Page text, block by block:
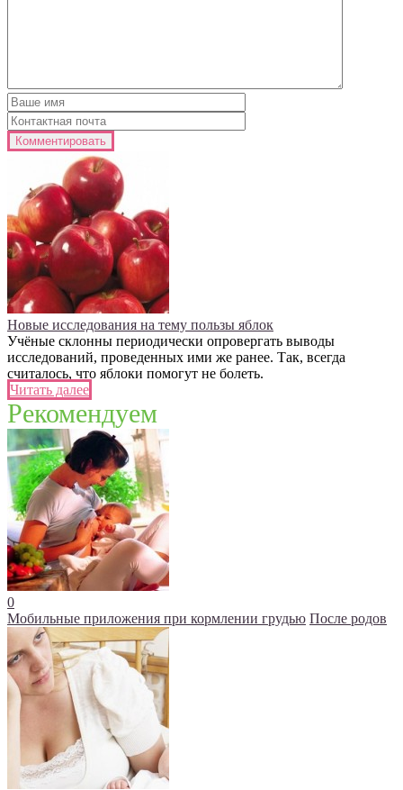
Новые исследования на тему пользы яблок
Учёные склонны периодически опровергать выводы
исследований, проведенных ими же ранее. Так, всегда
считалось, что яблоки помогут не болеть.
Читать далее
Рекомендуем
0
Мобильные приложения при кормлении грудью После родов